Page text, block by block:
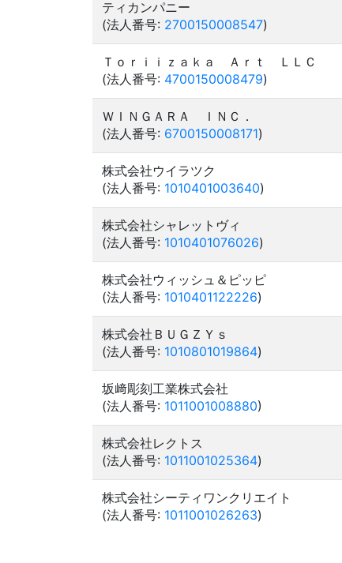
ティカンパニー
(法人番号: 2700150008547)
Ｔｏｒｉｉｚａｋａ Ａｒｔ ＬＬＣ
(法人番号: 4700150008479)
ＷＩＮＧＡＲＡ ＩＮＣ．
(法人番号: 6700150008171)
株式会社ウイラツク
(法人番号: 1010401003640)
株式会社シャレットヴィ
(法人番号: 1010401076026)
株式会社ウィッシュ＆ピッピ
(法人番号: 1010401122226)
株式会社ＢＵＧＺＹｓ
(法人番号: 1010801019864)
坂﨑彫刻工業株式会社
(法人番号: 1011001008880)
株式会社レクトス
(法人番号: 1011001025364)
株式会社シーティワンクリエイト
(法人番号: 1011001026263)